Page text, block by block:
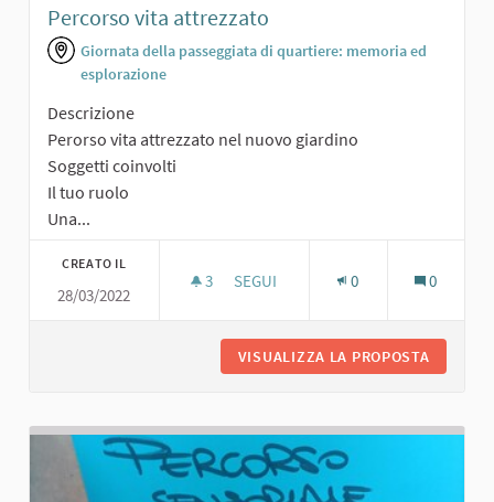
Percorso vita attrezzato
Giornata della passeggiata di quartiere: memoria ed
esplorazione
Descrizione
Perorso vita attrezzato nel nuovo giardino
Soggetti coinvolti
Il tuo ruolo
Una...
CREATO IL
28/03/2022
3 3 SOSTENITORI
SEGUI 0 0
VISUALIZZA LA PROPOSTA